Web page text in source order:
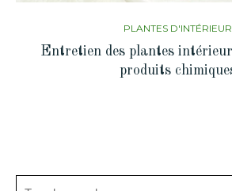
PLANTES D'INTÉRIEUR
Entretien des plantes
produits